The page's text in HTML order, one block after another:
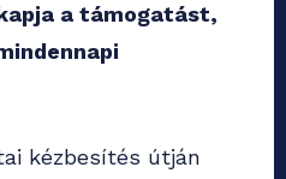
a támogatást,
kézbesítés útján